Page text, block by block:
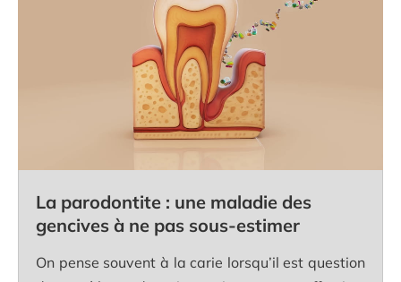
La parodontite : une maladie des
gencives à ne pas sous-estimer
On pense souvent à la carie lorsqu’il est question